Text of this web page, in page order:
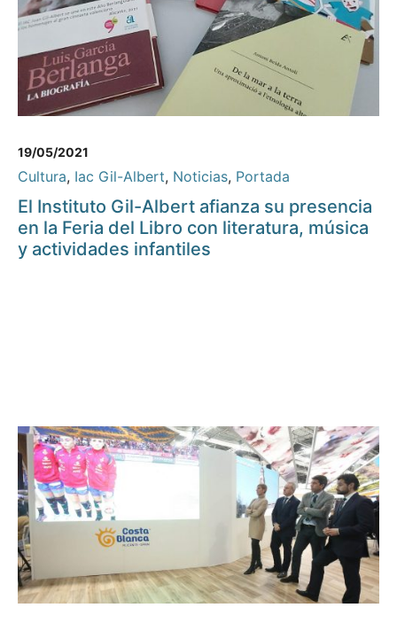
19/05/2021
Cultura, Iac Gil-Albert, Noticias, Portada
El Instituto Gil-Albert afianza su presencia
en la Feria del Libro con literatura, música
y actividades infantiles